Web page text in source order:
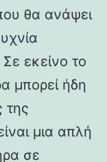
θα ανάψει
εκείνο το
μπορεί ήδη
της
μια απλή
σε